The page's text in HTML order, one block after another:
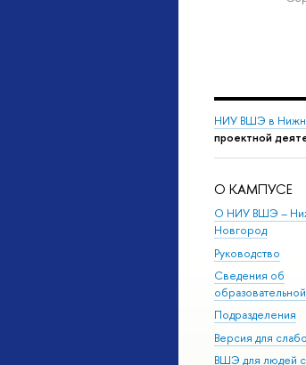
НИУ ВШЭ в
проектной
О КАМПУСЕ
О НИУ ВШЭ –
Новгород
Руководство
Сведения об
Подразделения
Версия для
ВШЭ для людей с